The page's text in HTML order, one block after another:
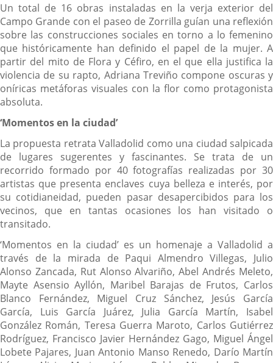
Un total de 16 obras instaladas en la verja exterior del
Campo Grande con el paseo de Zorrilla guían una reflexión
sobre las construcciones sociales en torno a lo femenino
que históricamente han definido el papel de la mujer. A
partir del mito de Flora y Céfiro, en el que ella justifica la
violencia de su rapto, Adriana Treviño compone oscuras y
oníricas metáforas visuales con la flor como protagonista
absoluta.
‘Momentos en la ciudad’
La propuesta retrata Valladolid como una ciudad salpicada
de lugares sugerentes y fascinantes. Se trata de un
recorrido formado por 40 fotografías realizadas por 30
artistas que presenta enclaves cuya belleza e interés, por
su cotidianeidad, pueden pasar desapercibidos para los
vecinos, que en tantas ocasiones los han visitado o
transitado.
‘Momentos en la ciudad’ es un homenaje a Valladolid a
través de la mirada de Paqui Almendro Villegas, Julio
Alonso Zancada, Rut Alonso Alvariño, Abel Andrés Meleto,
Mayte Asensio Ayllón, Maribel Barajas de Frutos, Carlos
Blanco Fernández, Miguel Cruz Sánchez, Jesús García
García, Luis García Juárez, Julia García Martín, Isabel
González Román, Teresa Guerra Maroto, Carlos Gutiérrez
Rodríguez, Francisco Javier Hernández Gago, Miguel Ángel
Lobete Pajares, Juan Antonio Manso Renedo, Darío Martín